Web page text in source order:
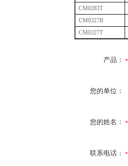
CM0283T
CM0327B
CM0327T
产品：
您的单位：
您的姓名：
联系电话：